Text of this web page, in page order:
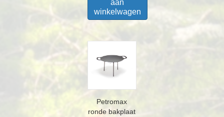
aan
winkelwagen
Petromax
ronde bakplaat